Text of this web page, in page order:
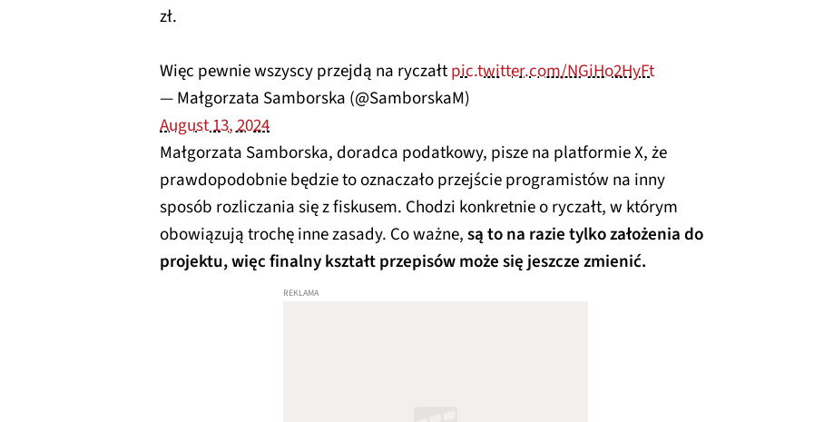
zł.
Więc pewnie wszyscy przejdą na ryczałtpic.twitter.com/NGiHo2HyFt
— Małgorzata Samborska (@SamborskaM)
August 13, 2024
Małgorzata Samborska, doradca podatkowy, pisze na platformie X, że
prawdopodobnie będzie to oznaczało przejście programistów na inny
sposób rozliczania się z fiskusem. Chodzi konkretnie o ryczałt, w którym
obowiązują trochę inne zasady. Co ważne,są to na razie tylko założenia do
projektu, więc finalny kształt przepisów może się jeszcze zmienić.